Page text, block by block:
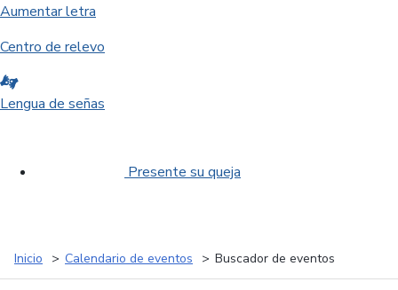
Aumentar letra
Centro de relevo
Lengua de señas
Presente su queja
Inicio Calendario de eventos Buscador de eventos